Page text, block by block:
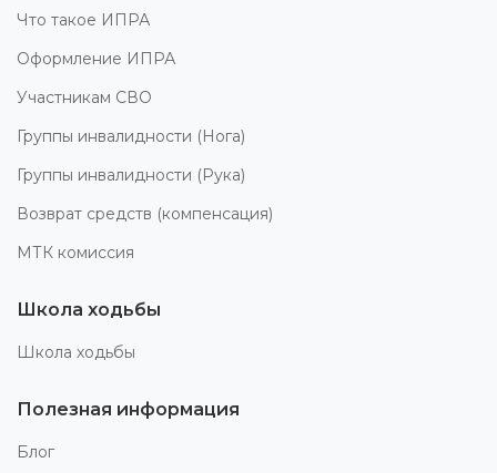
Что такое ИПРА
Оформление ИПРА
Участникам СВО
Группы инвалидности (Нога)
Группы инвалидности (Рука)
Возврат средств (компенсация)
МТК комиссия
Школа ходьбы
Школа ходьбы
Полезная информация
Блог